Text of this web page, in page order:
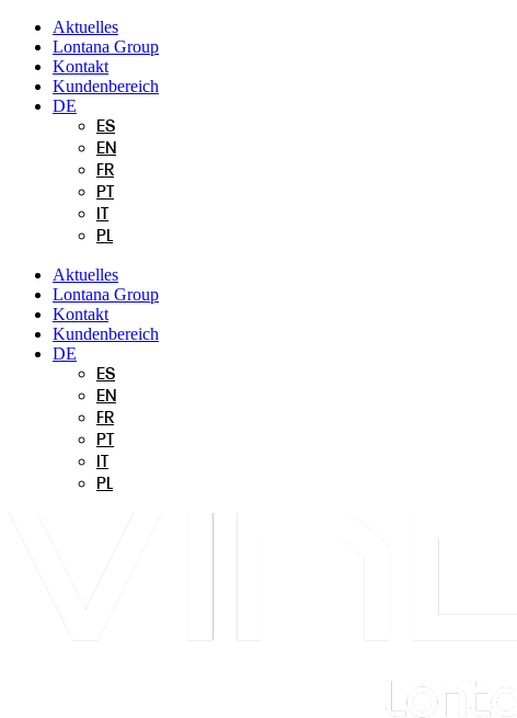
Zum
Inhalt
springen
Aktuelles
Lontana Group
Kontakt
Kundenbereich
DE
ES
EN
FR
PT
PL
Aktuelles
Lontana Group
Kontakt
Kundenbereich
DE
ES
EN
FR
PT
PL